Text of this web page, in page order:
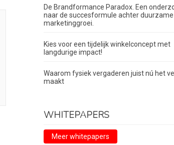
De Brandformance Paradox. Een
naar de succesformule achter duurzame
marketinggroei.
Kies voor een tijdelijk winkelconcept met
langdurige impact!
Waarom fysiek vergaderen juist nú het
maakt
WHITEPAPERS
Meer whitepapers